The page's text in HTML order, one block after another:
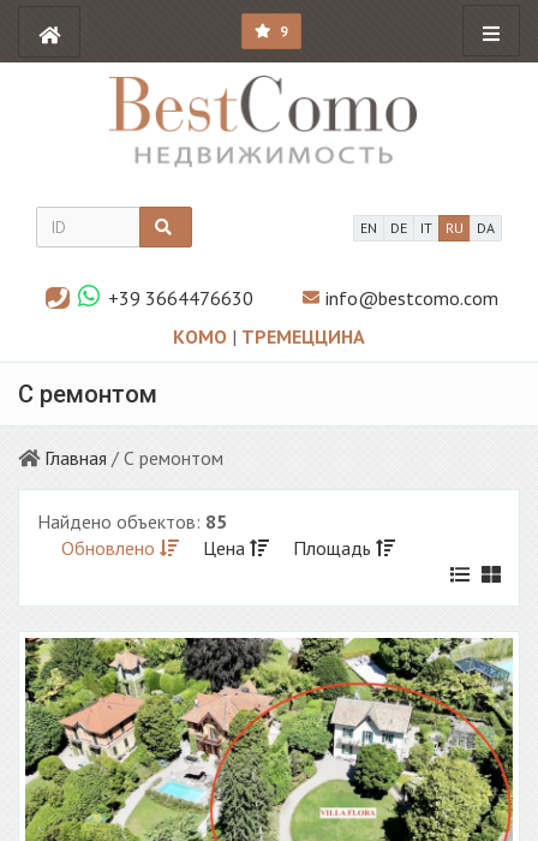
9
EN DE IT RU DA
+39 3664476630
info@bestcomo.com
КОМО | ТРЕМЕЦЦИНА
С ремонтом
Главная / С ремонтом
Найдено объектов: 85
Обновлено
Цена Площадь